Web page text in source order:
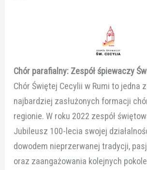
Chór parafialny: Zespół śpiewaczy
Chór Świętej Cecylii w Rumi to jedna
najbardziej zasłużonych formacji
regionie. W roku 2022 zespół
Jubileusz 100-lecia swojej
dowodem nieprzerwanej tradycji,
oraz zaangażowania kolejnych